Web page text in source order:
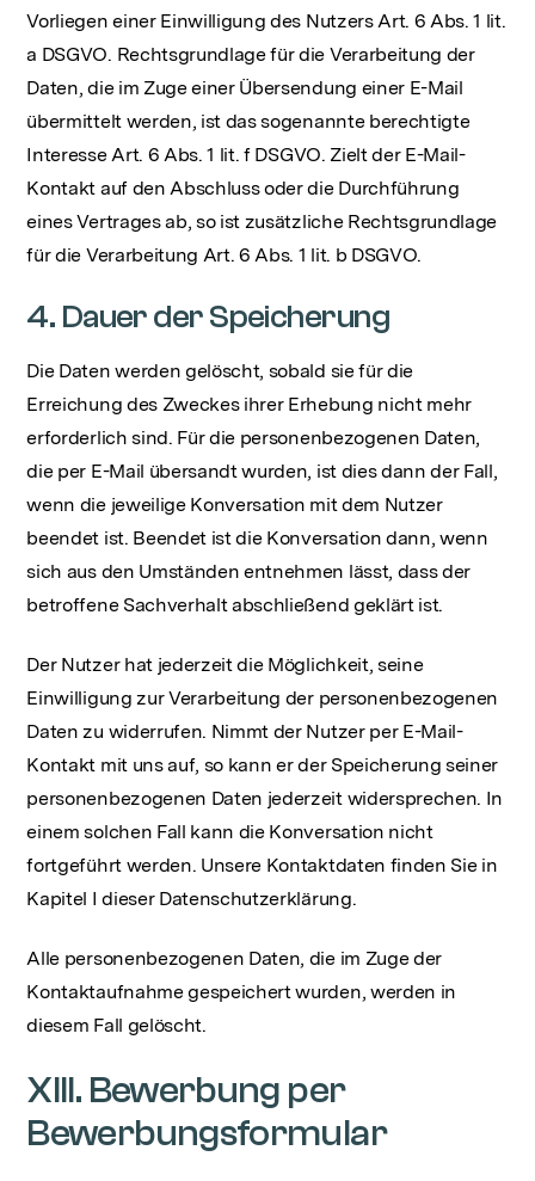
Vorliegen einer Einwilligung des Nutzers Art. 6 Abs. 1 lit.
a DSGVO. Rechtsgrundlage für die Verarbeitung der
Daten, die im Zuge einer Übersendung einer E-Mail
übermittelt werden, ist das sogenannte berechtigte
Interesse Art. 6 Abs. 1 lit. f DSGVO. Zielt der E-Mail-
Kontakt auf den Abschluss oder die Durchführung
eines Vertrages ab, so ist zusätzliche Rechtsgrundlage
für die Verarbeitung Art. 6 Abs. 1 lit. b DSGVO.
4. Dauer der Speicherung
Die Daten werden gelöscht, sobald sie für die
Erreichung des Zweckes ihrer Erhebung nicht mehr
erforderlich sind. Für die personenbezogenen Daten,
die per E-Mail übersandt wurden, ist dies dann der Fall,
wenn die jeweilige Konversation mit dem Nutzer
beendet ist. Beendet ist die Konversation dann, wenn
sich aus den Umständen entnehmen lässt, dass der
betroffene Sachverhalt abschließend geklärt ist.
Der Nutzer hat jederzeit die Möglichkeit, seine
Einwilligung zur Verarbeitung der personenbezogenen
Daten zu widerrufen. Nimmt der Nutzer per E-Mail-
Kontakt mit uns auf, so kann er der Speicherung seiner
personenbezogenen Daten jederzeit widersprechen. In
einem solchen Fall kann die Konversation nicht
fortgeführt werden. Unsere Kontaktdaten finden Sie in
Kapitel I dieser Datenschutzerklärung.
Alle personenbezogenen Daten, die im Zuge der
Kontaktaufnahme gespeichert wurden, werden in
diesem Fall gelöscht.
XIII. Bewerbung per
Bewerbungsformular‍